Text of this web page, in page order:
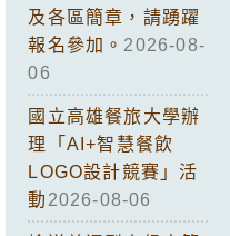
及各區簡章，請踴躍
報名參加。 2026-08-
06
國立高雄餐旅大學辦
理「AI+智慧餐飲
LOGO設計競賽」活
動 2026-08-06